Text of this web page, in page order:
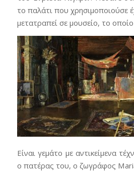
το παλάτι που χρησιμοποιούσε
μετατραπεί σε μουσείο, το
Είναι γεμάτο με αντικείμενα
ο πατέρας του, ο ζωγράφος